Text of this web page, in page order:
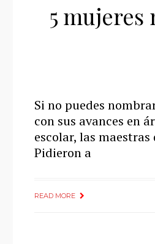
5 mujeres
Si no puedes
con sus avances en
escolar, las
Pidieron a
READ MORE